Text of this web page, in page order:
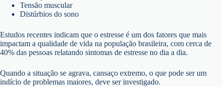
Tensão muscular
Distúrbios do sono
Estudos recentes indicam que o estresse é um dos fatores que mais
impactam a qualidade de vida na população brasileira, com cerca de
40% das pessoas relatando sintomas de estresse no dia a dia.
Quando a situação se agrava, cansaço extremo, o que pode ser um
indício de problemas maiores, deve ser investigado.